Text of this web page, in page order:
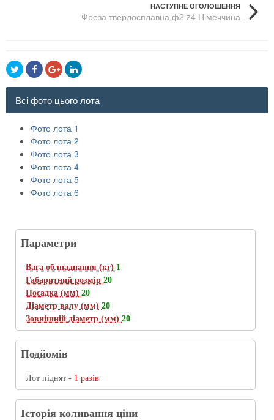
НАСТУПНЕ ОГОЛОШЕННЯ
Фреза твердосплавна ф2 z4 Німеччина
Всі фото цього лота
Фото лота 1
Фото лота 2
Фото лота 3
Фото лота 4
Фото лота 5
Фото лота 6
Параметри
Вага облнаднання (кг) 1
Габаритний розмір 20
Посадка (мм) 20
Діаметр валу (мм) 20
Зовнішній діаметр (мм) 20
Подйомів
Лот піднят - 1 разів
Історія коливання ціни